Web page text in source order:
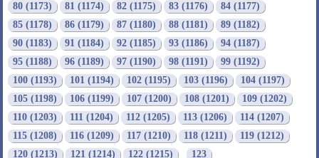
80 (1173)
81 (1174) 82 (1175) 83 (1176)
84 (1177)
85 (1178)
86 (1179) 87 (1180) 88 (1181)
89 (1182)
90 (1183)
91 (1184) 92 (1185) 93 (1186)
94 (1187)
95 (1188)
96 (1189) 97 (1190) 98 (1191)
99 (1192)
100 (1193)
101 (1194) 102 (1195) 103 (1196)
104 (1197)
105 (1198)
106 (1199) 107 (1200) 108 (1201)
109 (1202)
110 (1203)
111 (1204) 112 (1205) 113 (1206)
114 (1207)
115 (1208)
116 (1209) 117 (1210) 118 (1211)
119 (1212)
120 (1213)
121 (1214) 122 (1215) 123